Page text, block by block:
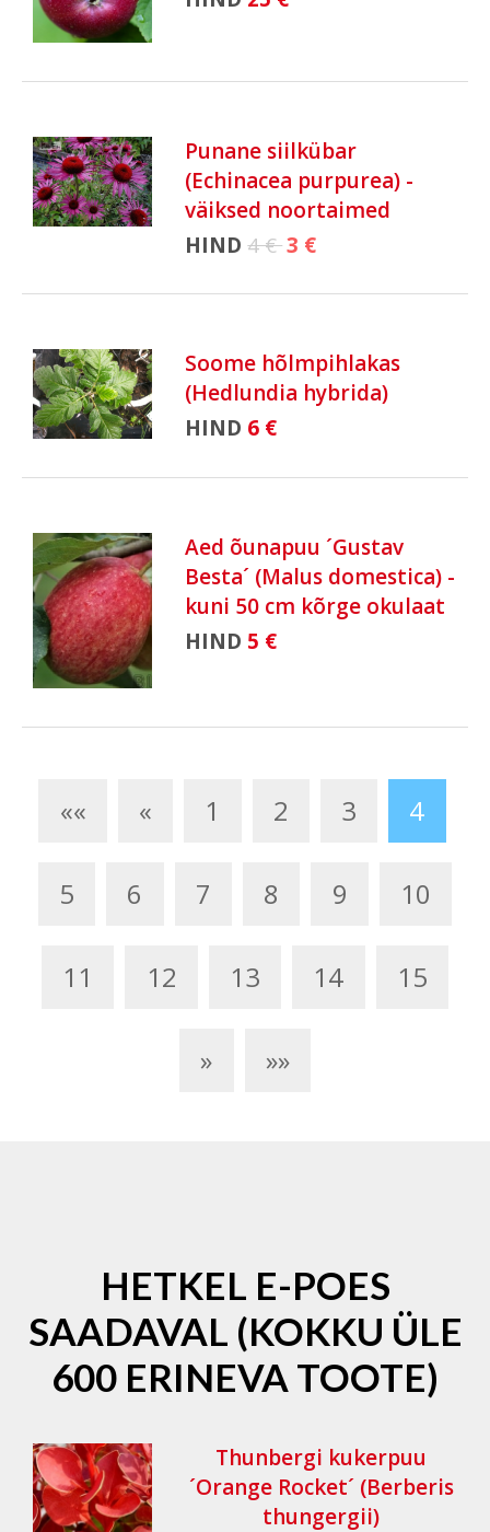
Punane siilkübar
(Echinacea purpurea) -
väiksed noortaimed
HIND 4 €3 €
Soome hõlmpihlakas
(Hedlundia hybrida)
HIND 6 €
Aed õunapuu ´Gustav
Besta´ (Malus domestica) -
kuni 50 cm kõrge okulaat
HIND 5 €
«« « 1 2 3 4
5 6 7 8 9 10
11 12 13 14 15
» »»
HETKEL E-POES
SAADAVAL (KOKKU ÜLE
600 ERINEVA TOOTE)
Thunbergi kukerpuu
´Orange Rocket´ (Berberis
thungergii)